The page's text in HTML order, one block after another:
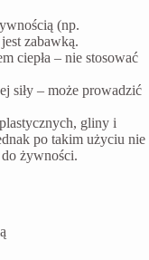
(np.
zabawką.
ciepła – nie stosować
siły – może prowadzić
gliny i
po takim użyciu nie
żywności.